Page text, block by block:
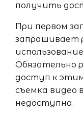
получить
При первом
запрашивает
Обязательно
доступ к
съемка видео
недоступна.